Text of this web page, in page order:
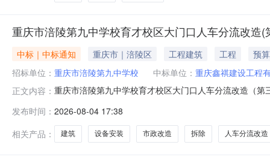
重庆市涪陵第九中学校育才校区大门口人车分流改造(
中标｜中标通知 重庆市｜涪陵区 工程建筑 工程
预
招标单位： 重庆市涪陵第九中学校 中标单位： 重庆鑫祺建设工程
正文内容： 重庆市涪陵第九中学校育才校区大门口人车分流改造（
家评审方法综合评分最高最少参与供应商数量（开标条
庆鑫祺建设工程有
发布时间： 2026-08-04 17:38
相关产品：
建筑 设备安装 市政改造 拆除 人车分流改造